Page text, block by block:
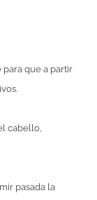
para que a partir
cabello,
pasada la